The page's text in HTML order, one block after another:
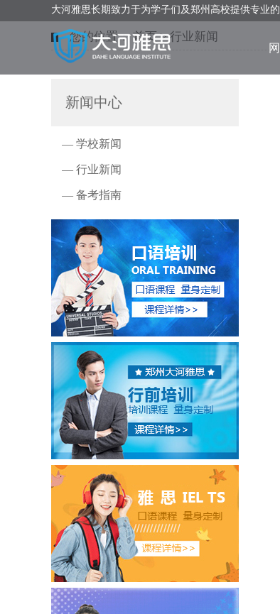
大河雅思长期致力于为学子们及郑州高校提供专业
您的位置：首页>行业新闻
新闻中心
— 学校新闻
— 行业新闻
— 备考指南